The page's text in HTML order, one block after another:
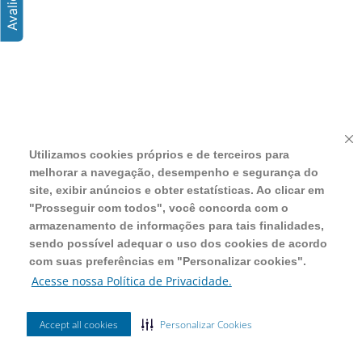
We use our own and third-party cookies to improve
site navigation, performance, and security, display
ads, and obtain statistics. By clicking on “Proceed
with all”, you agree to the storage of information for
such purposes, and it is possible to adapt the use of
cookies according to your preferences in “Personalize
cookies”.Access our Privacy Policy.
Accept all cookies Customize Cookies
Utilizamos cookies próprios e de terceiros para
melhorar a navegação, desempenho e segurança do
site, exibir anúncios e obter estatísticas. Ao clicar em
"Prosseguir com todos", você concorda com o
armazenamento de informações para tais finalidades,
sendo possível adequar o uso dos cookies de acordo
com suas preferências em "Personalizar cookies".
Acesse nossa Política de Privacidade.
Accept all cookies Personalizar Cookies